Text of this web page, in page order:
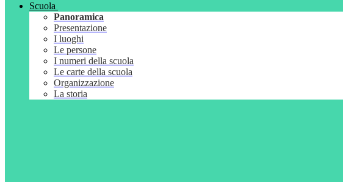
Scuola
Panoramica
Presentazione
I luoghi
Le persone
I numeri della scuola
Le carte della scuola
Organizzazione
La storia